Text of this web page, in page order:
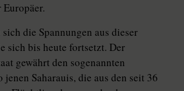
die Spannungen aus dieser
sich bis heute fortsetzt. Der
gewährt den sogenannten
Saharauis, die aus den seit 36